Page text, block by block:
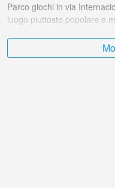
Parco giochi in via
luogo piuttosto popolare e
Il Ucraina è molto vario e ci